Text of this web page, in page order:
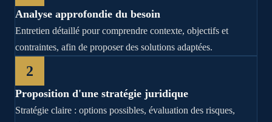
Analyse approfondie du besoin
Entretien détaillé pour comprendre contexte, objectifs et
contraintes, afin de proposer des solutions adaptées.
2
Proposition d'une stratégie juridique
Stratégie claire : options possibles, évaluation des risques,